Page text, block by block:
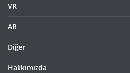
VR
AR
Diğer
Hakkımızda